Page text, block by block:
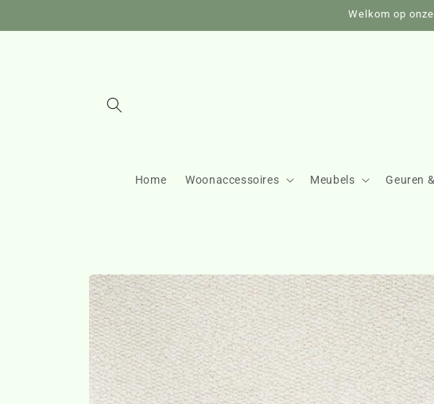
content
Welkom op
Home Woonaccessoires Meubels Geuren
Ga direct naar
productinformatie